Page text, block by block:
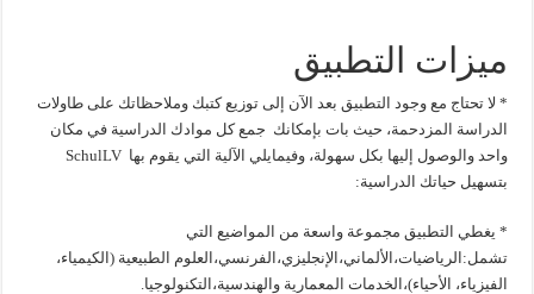
ميزات التطبيق
* لا تحتاج مع وجود التطبيق بعد الآن إلى توزيع كتبك وملاحظاتك على طاولات
الدراسة المزدحمة، حيث بات بإمكانك جمع كل موادك الدراسية في مكان
واحد والوصول إليها بكل سهولة، وفيمايلي الآلية التي يقوم بها SchulLV
بتسهيل حياتك الدراسية:
* يغطي التطبيق مجموعة واسعة من المواضيع التي
تشمل:الرياضيات،الألماني،الإنجليزي،الفرنسي،العلوم الطبيعية (الكيمياء،
الفيزياء، الأحياء)،الخدمات المعمارية والهندسية،التكنولوجيا.